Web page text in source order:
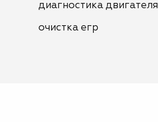
диагностика двигателя
очистка егр